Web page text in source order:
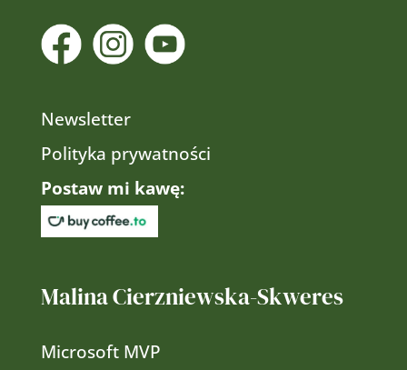
Newsletter
Polityka prywatności
Postaw mi kawę:
Malina Cierzniewska-Skweres
Microsoft MVP